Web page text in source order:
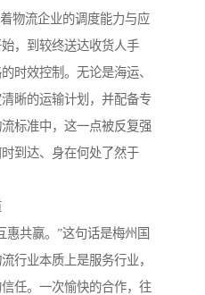
物流企业的调度能力与应
，到较终送达收货人手
时效控制。无论是海运、
晰的运输计划，并配备专
标准中，这一点被反复强
到达、身在何处了然于
惠共赢。”这句话是梅州国
行业本质上是服务行业，
任。一次愉快的合作，往